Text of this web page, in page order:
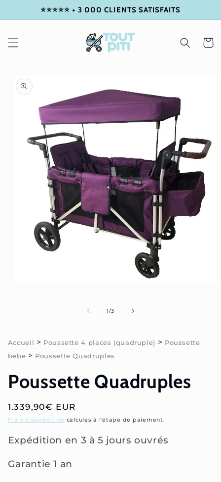
IGNORER
ET
CONTENU
⭐⭐⭐⭐⭐ + 3 000 CLIENTS SATISFAITS
Panier
PASSER
AUX
INFORMATIONS
PRODUITS
1/de
3
Accueil > Poussette 4 places (quadruple) > Poussette
bebe > Poussette Quadruples
Poussette Quadruples
Prix
habituel
1.339,90€ EUR
Frais d'expédition calculés à l'étape de paiement.
Expédition en 3 à 5 jours ouvrés
Garantie 1 an